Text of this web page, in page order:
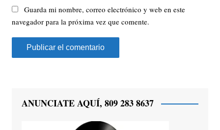
Guarda mi nombre, correo electrónico y web en este
navegador para la próxima vez que comente.
ANUNCIATE AQUÍ, 809 283 8637